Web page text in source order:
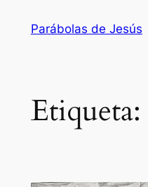
Parábolas de Jesús
Etiqueta: